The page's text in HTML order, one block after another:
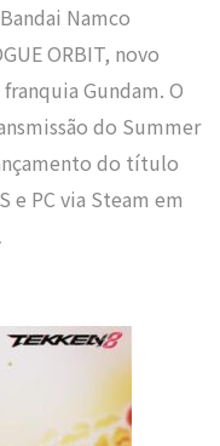
Namco
ORBIT, novo
Gundam. O
do Summer
do título
e PC via Steam em